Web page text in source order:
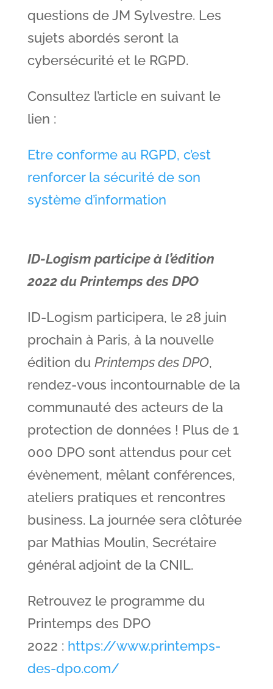
questions de JM Sylvestre. Les
sujets abordés seront la
cybersécurité et le RGPD.
Consultez l’article en suivant le
lien :
Etre conforme au RGPD, c’est
renforcer la sécurité de son
système d’information
ID-Logism participe à l’édition
2022 du Printemps des DPO
ID-Logism participera, le 28 juin
prochain à Paris, à la nouvelle
édition du Printemps des DPO,
rendez-vous incontournable de la
communauté des acteurs de la
protection de données ! Plus de 1
000 DPO sont attendus pour cet
évènement, mêlant conférences,
ateliers pratiques et rencontres
business. La journée sera clôturée
par Mathias Moulin, Secrétaire
général adjoint de la CNIL.
Retrouvez le programme du
Printemps des DPO
2022 : https://www.printemps-
des-dpo.com/